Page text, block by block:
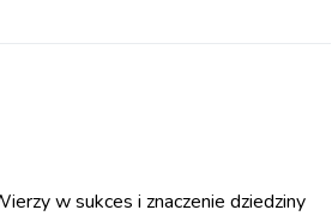
w sukces i znaczenie dziedziny